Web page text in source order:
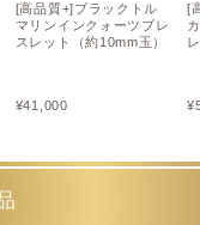
[高品質+]ブラックトル
マリンインクォーツブレ
スレット（約10mm玉）
¥41,000
[
¥